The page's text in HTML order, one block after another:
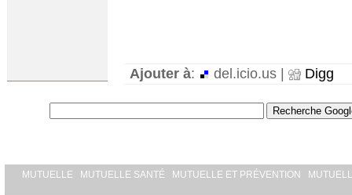
Ajouter à: del.icio.us | Digg
MUTUELLE MUTUELLE SANTÉ MUTUELLE ET PRÉVENTION